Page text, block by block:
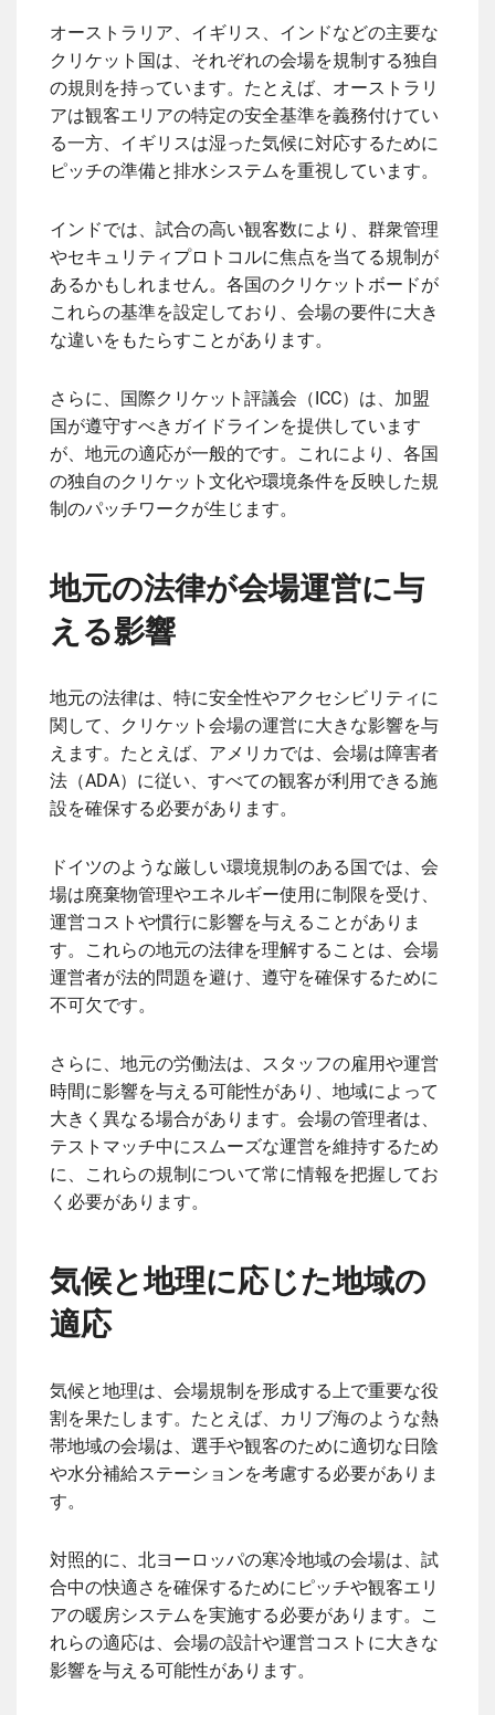
オーストラリア、イギリス、インドなどの主要な
クリケット国は、それぞれの会場を規制する独自
の規則を持っています。たとえば、オーストラリ
アは観客エリアの特定の安全基準を義務付けてい
る一方、イギリスは湿った気候に対応するために
ピッチの準備と排水システムを重視しています。
インドでは、試合の高い観客数により、群衆管理
やセキュリティプロトコルに焦点を当てる規制が
あるかもしれません。各国のクリケットボードが
これらの基準を設定しており、会場の要件に大き
な違いをもたらすことがあります。
さらに、国際クリケット評議会（ICC）は、加盟
国が遵守すべきガイドラインを提供しています
が、地元の適応が一般的です。これにより、各国
の独自のクリケット文化や環境条件を反映した規
制のパッチワークが生じます。
地元の法律が会場運営に与
える影響
地元の法律は、特に安全性やアクセシビリティに
関して、クリケット会場の運営に大きな影響を与
えます。たとえば、アメリカでは、会場は障害者
法（ADA）に従い、すべての観客が利用できる施
設を確保する必要があります。
ドイツのような厳しい環境規制のある国では、会
場は廃棄物管理やエネルギー使用に制限を受け、
運営コストや慣行に影響を与えることがありま
す。これらの地元の法律を理解することは、会場
運営者が法的問題を避け、遵守を確保するために
不可欠です。
さらに、地元の労働法は、スタッフの雇用や運営
時間に影響を与える可能性があり、地域によって
大きく異なる場合があります。会場の管理者は、
テストマッチ中にスムーズな運営を維持するため
に、これらの規制について常に情報を把握してお
く必要があります。
気候と地理に応じた地域の
適応
気候と地理は、会場規制を形成する上で重要な役
割を果たします。たとえば、カリブ海のような熱
帯地域の会場は、選手や観客のために適切な日陰
や水分補給ステーションを考慮する必要がありま
す。
対照的に、北ヨーロッパの寒冷地域の会場は、試
合中の快適さを確保するためにピッチや観客エリ
アの暖房システムを実施する必要があります。こ
れらの適応は、会場の設計や運営コストに大きな
影響を与える可能性があります。